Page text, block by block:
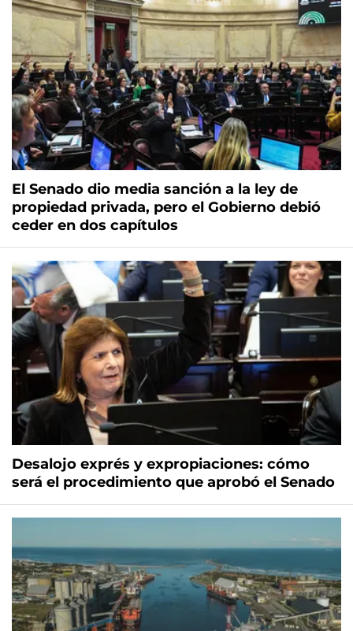
El Senado dio media sanción a la ley de
propiedad privada, pero el Gobierno debió
ceder en dos capítulos
Desalojo exprés y expropiaciones: cómo
será el procedimiento que aprobó el Senado